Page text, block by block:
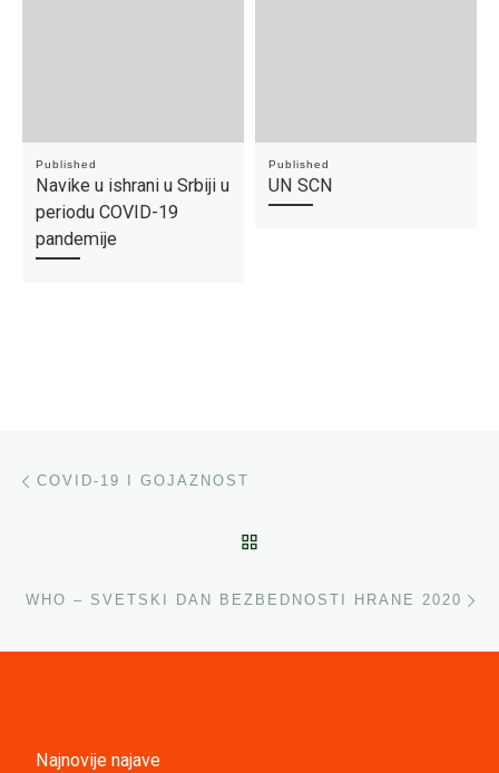
Published
Navike u ishrani u Srbiji u
periodu COVID-19
pandemije
Published
UN SCN
Post navigation
COVID-19 I GOJAZNOST
WHO – SVETSKI DAN BEZBEDNOSTI HRANE 2020
Najnovije najave